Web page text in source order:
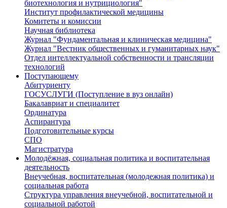
биотехнология и нутрициология"
Институт профилактической медицины
Комитеты и комиссии
Научная библиотека
Журнал "Фундаментальная и клиническая медицина"
Журнал "Вестник общественных и гуманитарных наук"
Отдел интеллектуальной собственности и трансляции
технологий
Поступающему
Абитуриенту
ГОСУСЛУГИ (Поступление в вуз онлайн)
Бакалавриат и специалитет
Ординатура
Аспирантура
Подготовительные курсы
СПО
Магистратура
Молодёжная, социальная политика и воспитательная
деятельность
Внеучебная, воспитательная (молодежная политика) и
социальная работа
Структура управления внеучебной, воспитательной и
социальной работой